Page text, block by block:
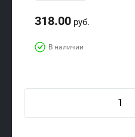
318.00 руб.
В наличии
1